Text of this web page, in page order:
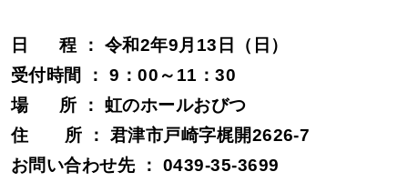
日
程 ： 令和2年9月13日（日）
受付時間 ： 9：00～11：30
場
所 ： 虹のホールおびつ
住
所 ： 君津市戸崎字梶開2626-7
お問い合わせ先 ： 0439-35-3699